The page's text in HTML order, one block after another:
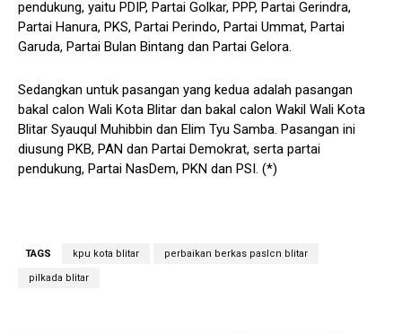
pendukung, yaitu PDIP, Partai Golkar, PPP, Partai Gerindra,
Partai Hanura, PKS, Partai Perindo, Partai Ummat, Partai
Garuda, Partai Bulan Bintang dan Partai Gelora.
Sedangkan untuk pasangan yang kedua adalah pasangan
bakal calon Wali Kota Blitar dan bakal calon Wakil Wali Kota
Blitar Syauqul Muhibbin dan Elim Tyu Samba. Pasangan ini
diusung PKB, PAN dan Partai Demokrat, serta partai
pendukung, Partai NasDem, PKN dan PSI. (*)
TAGS kpu kota blitar perbaikan berkas paslcn blitar
pilkada blitar